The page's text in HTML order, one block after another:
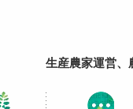
生産農家運営、